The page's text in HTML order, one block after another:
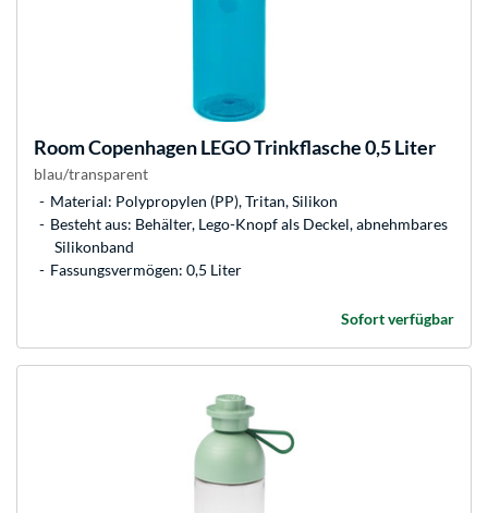
Room CopenhagenLEGO Trinkflasche 0,5 Liter
blau/transparent
Material: Polypropylen (PP), Tritan, Silikon
Besteht aus: Behälter, Lego-Knopf als Deckel, abnehmbares
Silikonband
Fassungsvermögen: 0,5 Liter
Sofort verfügbar